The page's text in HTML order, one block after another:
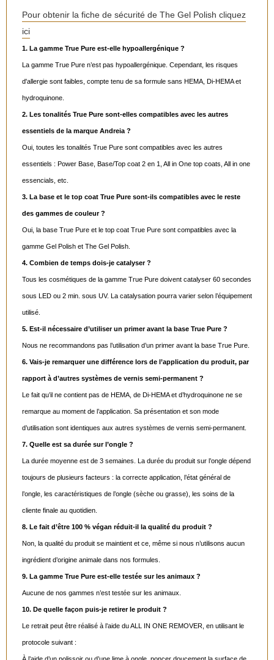
Pour obtenir la fiche de sécurité de The Gel Polish cliquez
ici
1. La gamme True Pure est-elle hypoallergénique ?
La gamme True Pure n’est pas hypoallergénique. Cependant, les risques
d'allergie sont faibles, compte tenu de sa formule sans HEMA, Di-HEMA et
hydroquinone.
2. Les tonalités True Pure sont-elles compatibles avec les autres
essentiels de la marque Andreia ?
Oui, toutes les tonalités True Pure sont compatibles avec les autres
essentiels : Power Base, Base/Top coat 2 en 1, All in One top coats, All in one
essencials, etc.
3. La base et le top coat True Pure sont-ils compatibles avec le reste
des gammes de couleur ?
Oui, la base True Pure et le top coat True Pure sont compatibles avec la
gamme Gel Polish et The Gel Polish.
4. Combien de temps dois-je catalyser ?
Tous les cosmétiques de la gamme True Pure doivent catalyser 60 secondes
sous LED ou 2 min. sous UV. La catalysation pourra varier selon l’équipement
utilisé.
5. Est-il nécessaire d’utiliser un primer avant la base True Pure ?
Nous ne recommandons pas l’utilisation d’un primer avant la base True Pure.
6. Vais-je remarquer une différence lors de l’application du produit, par
rapport à d’autres systèmes de vernis semi-permanent ?
Le fait qu’il ne contient pas de HEMA, de Di-HEMA et d’hydroquinone ne se
remarque au moment de l’application. Sa présentation et son mode
d’utilisation sont identiques aux autres systèmes de vernis semi-permanent.
7. Quelle est sa durée sur l’ongle ?
La durée moyenne est de 3 semaines. La durée du produit sur l’ongle dépend
toujours de plusieurs facteurs : la correcte application, l’état général de
l’ongle, les caractéristiques de l’ongle (sèche ou grasse), les soins de la
cliente finale au quotidien.
8. Le fait d’être 100 % végan réduit-il la qualité du produit ?
Non, la qualité du produit se maintient et ce, même si nous n’utilisons aucun
ingrédient d’origine animale dans nos formules.
9. La gamme True Pure est-elle testée sur les animaux ?
Aucune de nos gammes n’est testée sur les animaux.
10. De quelle façon puis-je retirer le produit ?
Le retrait peut être réalisé à l’aide du ALL IN ONE REMOVER, en utilisant le
protocole suivant :